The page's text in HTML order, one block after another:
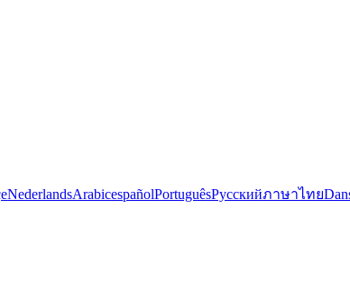
NederlandsArabicespañolPortuguêsРусскийภาษาไทย